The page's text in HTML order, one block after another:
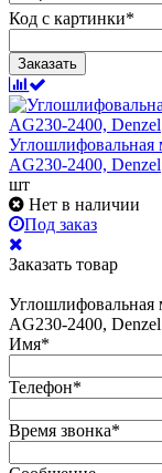
Код с картинки*
Заказать
AG230-2400, Denzel
шт
Нет в наличии
Под заказ
Заказать товар
AG230-2400, Denzel
Имя*
Телефон*
Время звонка*